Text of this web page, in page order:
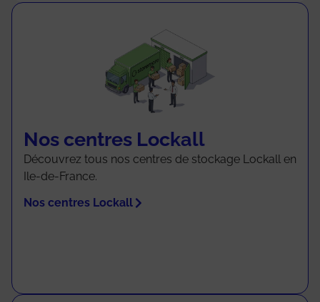
Nos centres Lockall
Découvrez tous nos centres de stockage Lockall en
Ile-de-France.
Nos centres Lockall